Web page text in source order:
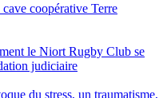
coopérative Terre
le Niort Rugby Club se
judiciaire
du stress, un traumatisme,